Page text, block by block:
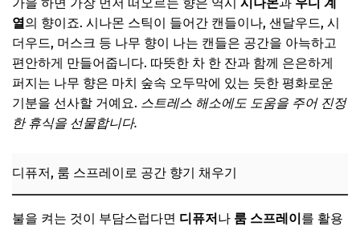
열의 향이죠. 시나몬 스틱이 들어간 캔들이나, 샌달우드, 시
더우드, 머스크 등 나무 향이 나는 캔들은 공간을 아늑하고
편안하게 만들어줍니다. 따뜻한 차 한 잔과 함께 은은하게
퍼지는 나무 향은 마치 숲속 오두막에 있는 듯한 평화로운
기분을 선사할 거예요. 스트레스 해소에도 도움을 주어 진정
한 휴식을 선물합니다.
디퓨저, 룸 스프레이로 공간 향기 채우기
불을 켜는 것이 부담스럽다면 디퓨저 나 룸 스프레이 를 활용